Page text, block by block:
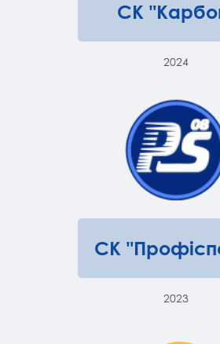
СК
2024
СК
2023